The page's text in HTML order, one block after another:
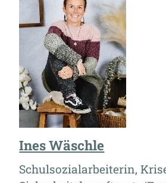
Ines Wäschle
Schulsozialarbeiterin,